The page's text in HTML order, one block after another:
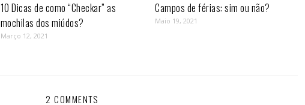
10 Dicas de como “Checkar” as
mochilas dos miúdos?
Março 12, 2021
Campos de férias: sim ou não?
Maio 19, 2021
2 COMMENTS